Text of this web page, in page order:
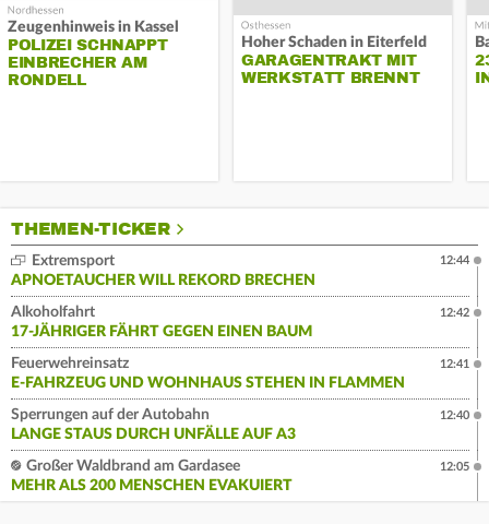
Zeugenhinweis in Kassel
POLIZEI SCHNAPPT
EINBRECHER AM
RONDELL
Hoher Schaden in Eiterfeld
GARAGENTRAKT MIT
WERKSTATT BRENNT
THEMEN-TICKER
Extremsport
APNOETAUCHER WILL REKORD BRECHEN
12:44
Alkoholfahrt
17-JÄHRIGER FÄHRT GEGEN EINEN BAUM
12:42
Feuerwehreinsatz
E-FAHRZEUG UND WOHNHAUS STEHEN IN FLAMMEN
12:41
Sperrungen auf der Autobahn
LANGE STAUS DURCH UNFÄLLE AUF A3
12:40
Großer Waldbrand am Gardasee
MEHR ALS 200 MENSCHEN EVAKUIERT
12:05